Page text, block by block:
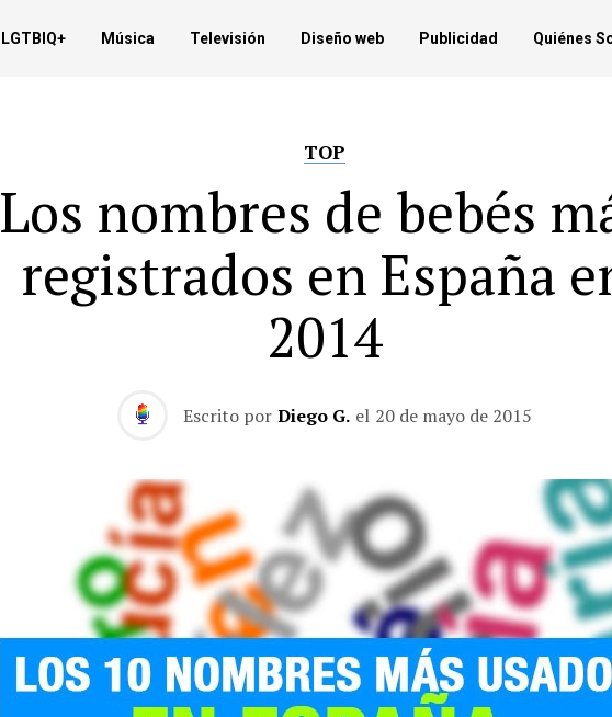
LGTBIQ+ Música Televisión Diseño web Publicidad Quiénes
TOP
Los nombres de bebés
registrados en España
2014
Escrito por Diego G. el 20 de mayo de 2015